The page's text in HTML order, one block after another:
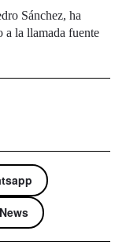
Sánchez, ha
a la llamada fuente